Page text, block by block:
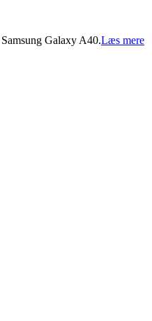
Galaxy A40.Læs mere